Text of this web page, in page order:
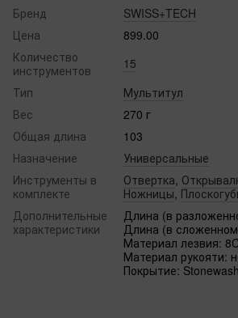
Так. У ньому є
ніж, пилочка,
відкривачки, плоскогубці, шило та
універсальний інструмент для
виживання
Бренд
SWISS+TECH
Цена
899.00
Количество
инструментов
15
Тип
Мультитул
Вес
270 г
Общая длина
103
Назначение
Универсальные
Инструменты в
комплекте
Отвертка,
Ножницы,
Дополнительные
характеристики
Длина (в
Длина (в
Материал лезвия:
Материал рукояти:
Покрытие: